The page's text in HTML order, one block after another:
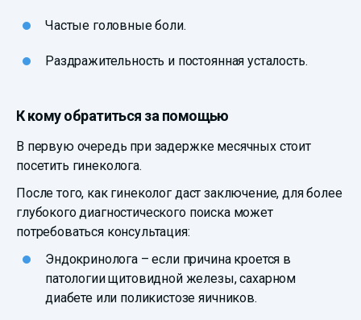
Частые головные боли.
Раздражительность и постоянная усталость.
К кому обратиться за помощью
В первую очередь при задержке месячных стоит
посетить гинеколога.
После того, как гинеколог даст заключение, для более
глубокого диагностического поиска может
потребоваться консультация:
Эндокринолога – если причина кроется в
патологии щитовидной железы, сахарном
диабете или поликистозе яичников.